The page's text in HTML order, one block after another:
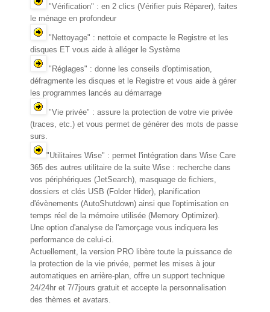
"Vérification" : en 2 clics (Vérifier puis Réparer), faites
le ménage en profondeur
"Nettoyage" : nettoie et compacte le Registre et les
disques ET vous aide à alléger le Système
"Réglages" : donne les conseils d'optimisation,
défragmente les disques et le Registre et vous aide à gérer
les programmes lancés au démarrage
"Vie privée" : assure la protection de votre vie privée
(traces, etc.) et vous permet de générer des mots de passe
surs.
"Utilitaires Wise" : permet l'intégration dans Wise Care
365 des autres utilitaire de la suite Wise : recherche dans
vos périphériques (JetSearch), masquage de fichiers,
dossiers et clés USB (Folder Hider), planification
d'évènements (AutoShutdown) ainsi que l'optimisation en
temps réel de la mémoire utilisée (Memory Optimizer).
Une option d'analyse de l'amorçage vous indiquera les
performance de celui-ci.
Actuellement, la version PRO libère toute la puissance de
la protection de la vie privée, permet les mises à jour
automatiques en arrière-plan, offre un support technique
24/24hr et 7/7jours gratuit et accepte la personnalisation
des thèmes et avatars.